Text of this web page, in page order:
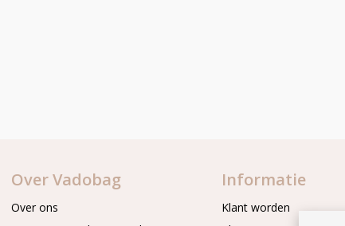
Over Vadobag
Over ons
Informatie
Klant worden